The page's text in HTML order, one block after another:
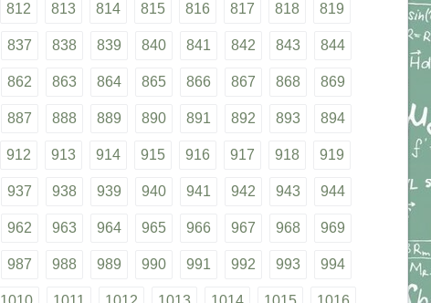
812 813 814 815 816 817 818 819
837 838 839 840 841 842 843 844
862 863 864 865 866 867 868 869
887 888 889 890 891 892 893 894
912 913 914 915 916 917 918 919
937 938 939 940 941 942 943 944
962 963 964 965 966 967 968 969
987 988 989 990 991 992 993 994